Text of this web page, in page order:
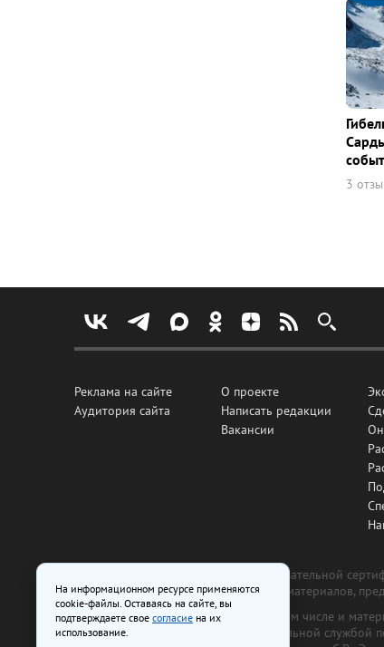
3
Реклама на сайте
Аудитория сайта
О проекте
Написать редакции
Вакансии
Все рекламные товары подлежат обязательной
изготовлена и размещена на основе материалов,
На сайте www.irk.ru размещаются в том числе и
от 29 октября 2018 г., выдан Федеральной службой
На информационном ресурсе применяются
cookie-файлы. Оставаясь на сайте, вы
подтверждаете свое согласие на их
использование.